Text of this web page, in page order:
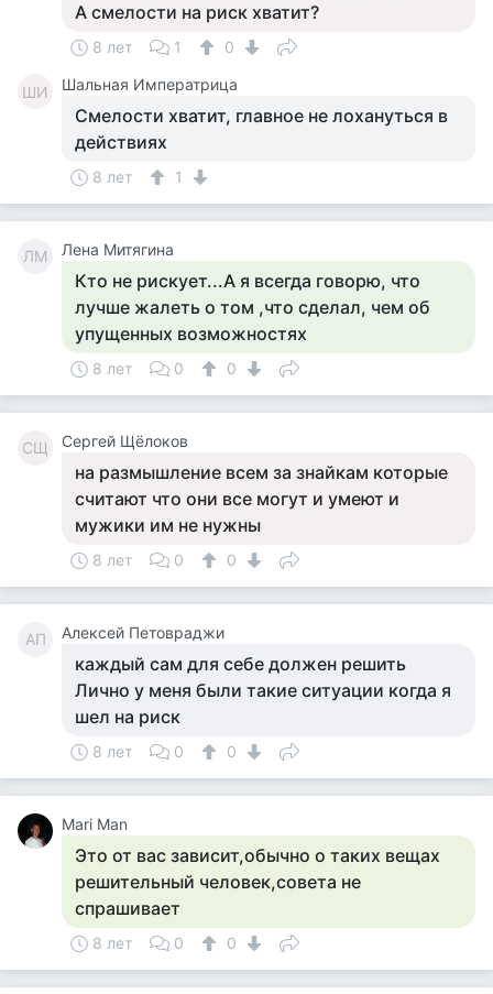
А смелости на риск хватит?
8 лет 1 0
ШИ Шальная Императрица
Смелости хватит, главное не лохануться в
действиях
8 лет 1
ЛМ Лена Митягина
Кто не рискует...А я всегда говорю, что
лучше жалеть о том ,что сделал, чем об
упущенных возможностях
8 лет 0 0
СЩ Сергей Щёлоков
на размышление всем за знайкам которые
считают что они все могут и умеют и
мужики им не нужны
8 лет 0 0
АП Алексей Петовраджи
каждый сам для себе должен решить
Лично у меня были такие ситуации когда я
шел на риск
8 лет 0 0
Mari Man
Это от вас зависит,обычно о таких вещах
решительный человек,совета не
спрашивает
8 лет 0 0